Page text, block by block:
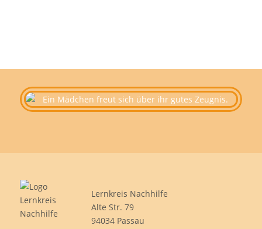
Lernkreis Nachhilfe
Alte Str. 79
94034 Passau